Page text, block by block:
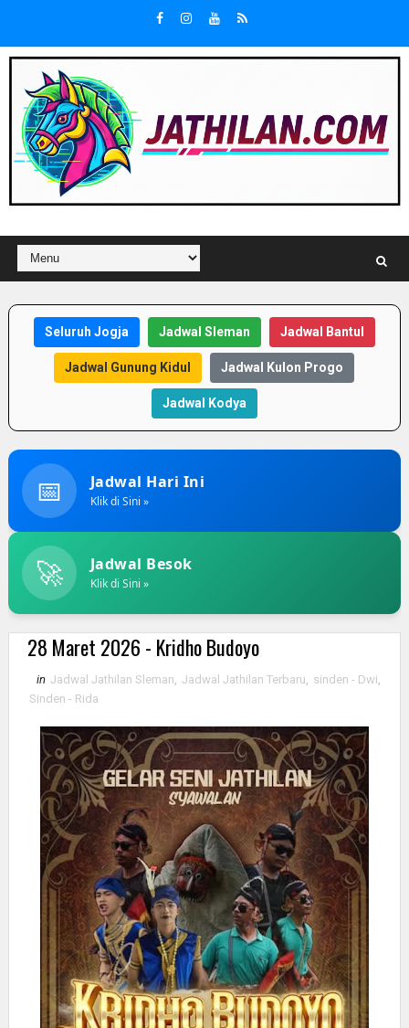
Seluruh Jogja Jadwal Sleman Jadwal Bantul
Jadwal Gunung Kidul Jadwal Kulon Progo
Jadwal Kodya
📅 Jadwal Hari Ini
Klik di Sini »
🚀 Jadwal Besok
Klik di Sini »
28 Maret 2026 - Kridho Budoyo
in Jadwal Jathilan Sleman Jadwal Jathilan Terbaru sinden - Dwi
Sinden - Rida